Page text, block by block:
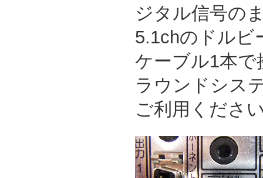
ジタル信号の
5.1chのドルビ
ケーブル1本
ラウンドシス
ご利用くださ